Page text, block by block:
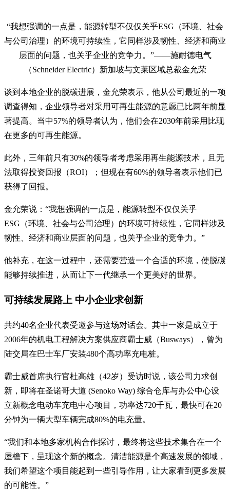
“我想强调的一点是，能源转型不仅仅关乎ESG（环境、社会
与公司治理）的环境可持续性，它同样涉及韧性、经济和商业
层面的问题，也关乎企业的竞争力。”——施耐德电气
（Schneider Electric）新加坡与文莱区域总裁金允荣
谈到本地企业的脱碳进展，金允荣表示，他从公司最近的一项
调查得知，企业领导者对采用可再生能源的意愿已比两年前显
著提高。当中57%的领导者认为，他们会在2030年前采用比现
在更多的可再生能源。
此外，三年前只有30%的领导者考虑采用再生能源技术，且无
法取得投资回报（ROI）；但现在有60%的领导者表示他们已
获得了回报。
金允荣说：“我想强调的一点是，能源转型不仅仅关乎
ESG（环境、社会与公司治理）的环境可持续性，它同样涉及
韧性、经济和商业层面的问题，也关乎企业的竞争力。”
他补充，在这一过程中，还需要营造一个合适的环境，使脱碳
能够持续推进，从而让下一代继承一个更美好的世界。
可持续发展路上 中小企业求创新
共约40名企业代表受邀参与这场对话会。其中一家是成立于
2006年的机电工程解决方案供应商霸士威（Busways），曾为
陆交局在巴士车厂安装480个高功率充电桩。
霸士威首席执行官杜高雄（42岁）受访时说，该公司力求创
新，即将在圣诺哥大道 (Senoko Way) 综合仓库与办公中心设
立新概念电动车充电中心项目，功率达720千瓦，最快可在20
分钟为一辆大型车辆完成80%的电充量。
“我们和本地多家机构合作探讨，最终将这些技术集合在一个
屋檐下，呈现这个新的概念。清洁能源是个高速发展的领域，
我们希望这个项目能起到一些引导作用，让大家看到更多发展
的可能性。”